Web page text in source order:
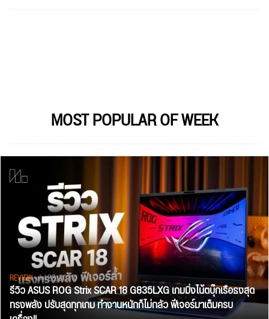
MOST POPULAR OF WEEK
REVIEW• Jul 28, 2026
รีวิว ASUS ROG Strix SCAR 18 G835LXG เกมมิ่งโน้ตบุ๊กเรือธงสุด
ทรงพลัง ปรับสุดทุกเกม ทำงานหนักก็ไม่กลัว ฟีเจอร์มาเต็มครบ